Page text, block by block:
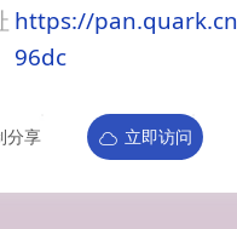
https://
96dc
分享 立即访问